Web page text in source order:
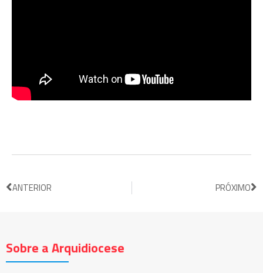
ANTERIOR PRÓXIMO
Sobre a Arquidiocese